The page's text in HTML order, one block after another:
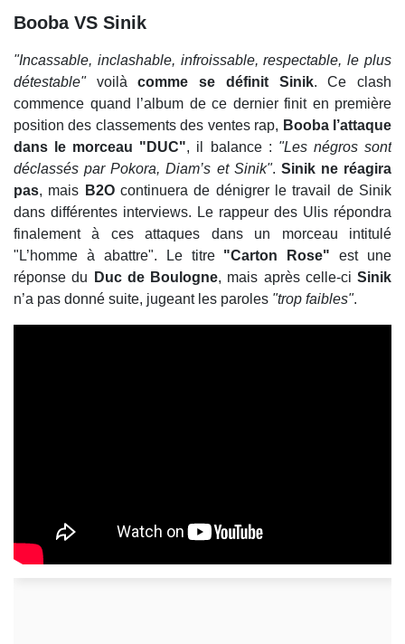
Booba VS Sinik
"Incassable, inclashable, infroissable, respectable, le plus
détestable"voilàcomme se définit Sinik. Ce clash
commence quand l’album de ce dernier finit en première
position des classements des ventes rap, Booba l’attaque
dans le morceau "DUC", il balance : "Les négros sont
déclassés par Pokora, Diam’s et Sinik". Sinik ne réagira
pas, mais B2Ocontinuera de dénigrer le travail de Sinik
dans différentes interviews. Le rappeur des Ulis répondra
finalement à ces attaques dans un morceau intitulé
"L’homme à abattre". Le titre "Carton Rose" est une
réponse du
Duc de Boulogne, mais après celle-ci Sinik
n’a pas donné suite, jugeant les paroles "trop faibles".